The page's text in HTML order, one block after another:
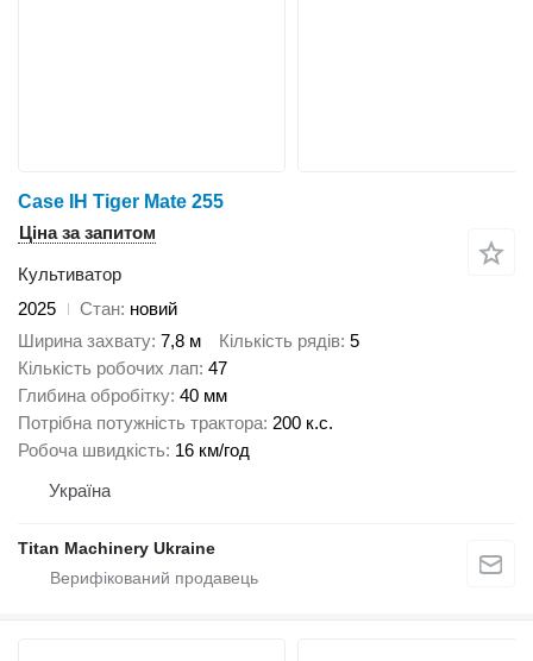
Case IH Tiger Mate 255
Ціна за запитом
Культиватор
2025
Стан новий
Ширина захвату 7,8 м Кількість рядів 5
Кількість робочих лап 47
Глибина обробітку 40 мм
Потрібна потужність трактора 200 к.с.
Робоча швидкість 16 км/год
Україна
Titan Machinery Ukraine